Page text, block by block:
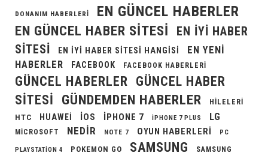
DONANIM HABERLERI EN GÜNCEL HABERLER
EN GÜNCEL HABER SITESI
EN IYI HABER
SITESI
EN IYI HABER SITESI HANGISI
EN YENI
HABERLER
FACEBOOK FACEBOOK HABERLERI
GÜNCEL HABERLER
GÜNCEL HABER
SITESI
GÜNDEMDEN HABERLER
HILELERI
HTC
HUAWEI IOS IPHONE 7 IPHONE 7 PLUS LG
MICROSOFT NEDIR NOTE 7 OYUN HABERLERI PC
PLAYSTATION 4 POKEMON GO SAMSUNG
SAMSUNG